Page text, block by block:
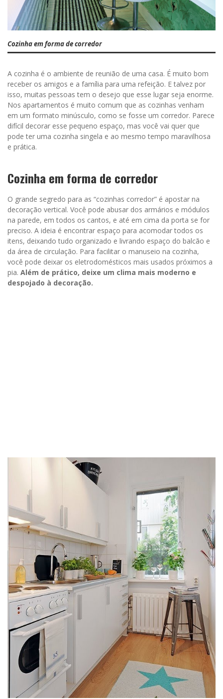
Cozinha em forma de corredor
A cozinha é o ambiente de reunião de uma casa. É muito bom
receber os amigos e a família para uma refeição. E talvez por
isso, muitas pessoas tem o desejo que esse lugar seja enorme.
Nos apartamentos é muito comum que as cozinhas venham
em um formato minúsculo, como se fosse um corredor. Parece
difícil decorar esse pequeno espaço, mas você vai quer que
pode ter uma cozinha singela e ao mesmo tempo maravilhosa
e prática.
Cozinha em forma de corredor
O grande segredo para as “cozinhas corredor” é apostar na
decoração vertical. Você pode abusar dos armários e módulos
na parede, em todos os cantos, e até em cima da porta se for
preciso. A ideia é encontrar espaço para acomodar todos os
itens, deixando tudo organizado e livrando espaço do balcão e
da área de circulação. Para facilitar o manuseio na cozinha,
você pode deixar os eletrodomésticos mais usados próximos a
pia. Além de prático, deixe um clima mais moderno e
despojado à decoração.